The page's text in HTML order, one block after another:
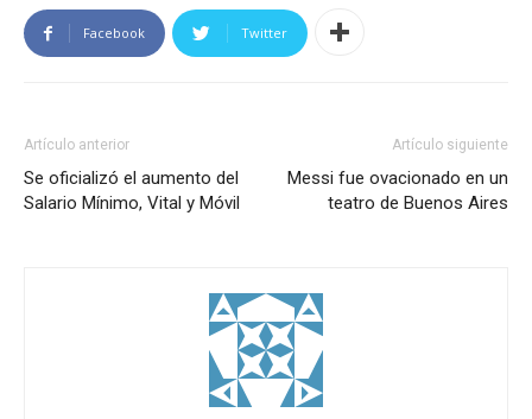
Facebook Twitter
Artículo anterior
Se oficializó el aumento del
Salario Mínimo, Vital y Móvil
Artículo siguiente
Messi fue ovacionado en un
teatro de Buenos Aires